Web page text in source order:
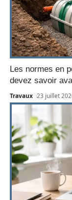
Les normes en
devez savoir
Travaux 23 juillet